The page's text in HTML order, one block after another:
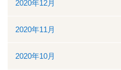
2020年12月
2020年11月
2020年10月